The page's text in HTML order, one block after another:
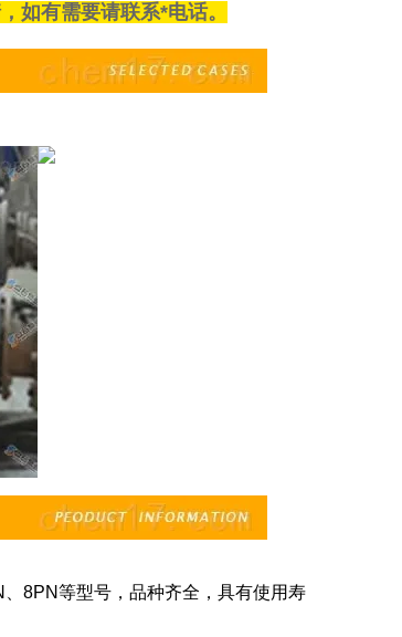
如有需要请联系*电话。
8PN等型号，品种齐全，具有使用寿